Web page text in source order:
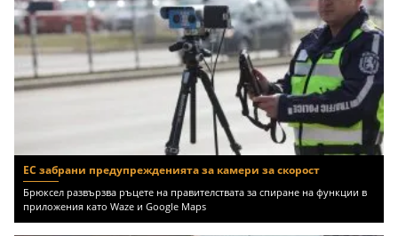
ЕС забрани предупрежденията за камери за скорост
Брюксел развързва ръцете на правителствата за спиране на функции в
приложения като Waze и Google Maps